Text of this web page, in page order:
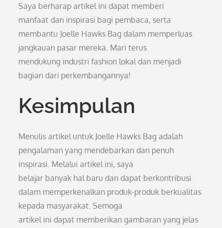
Saya berharap artikel ini dapat memberi
manfaat dan inspirasi bagi pembaca, serta
membantu Joelle Hawks Bag dalam memperluas
jangkauan pasar mereka. Mari terus
mendukung industri fashion lokal dan menjadi
bagian dari perkembangannya!
Kesimpulan
Menulis artikel untuk Joelle Hawks Bag adalah
pengalaman yang mendebarkan dan penuh
inspirasi. Melalui artikel ini, saya
belajar banyak hal baru dan dapat berkontribusi
dalam memperkenalkan produk-produk berkualitas
kepada masyarakat. Semoga
artikel ini dapat memberikan gambaran yang jelas